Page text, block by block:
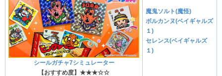
シールガチャ7シミュレーター
【おすすめ度】★★★☆☆
魔鬼ソルト(魔怪)
ボルカンヌ(ベイギャルズ
１)
セレンス(ベイギャルズ
１)